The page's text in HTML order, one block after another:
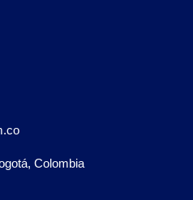
Colombia